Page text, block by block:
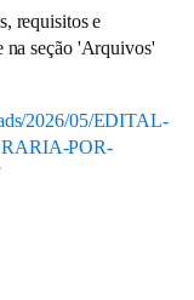
requisitos e
na seção 'Arquivos'
2026/05/EDITAL-
POR-